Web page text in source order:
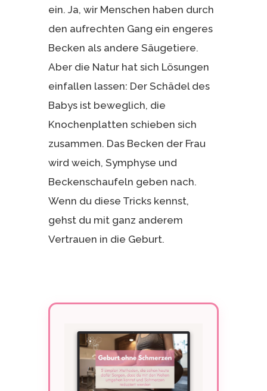
ein. Ja, wir Menschen haben durch
den aufrechten Gang ein engeres
Becken als andere Säugetiere.
Aber die Natur hat sich Lösungen
einfallen lassen: Der Schädel des
Babys ist beweglich, die
Knochenplatten schieben sich
zusammen. Das Becken der Frau
wird weich, Symphyse und
Beckenschaufeln geben nach.
Wenn du diese Tricks kennst,
gehst du mit ganz anderem
Vertrauen in die Geburt.